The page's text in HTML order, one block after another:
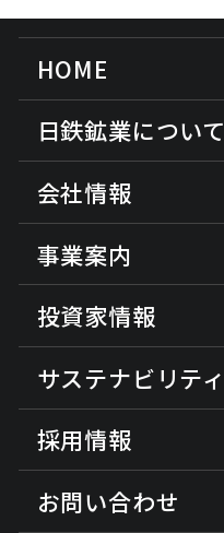
HOME
日鉄鉱業について
会社情報
事業案内
投資家情報
サステナビリティ
採用情報
お問い合わせ